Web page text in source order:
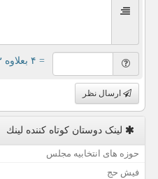
= ۴ بعلاوه ۳
ارسال نظر
لینک دوستان كوتاه كننده لینك
حوزه های انتخابیه مجلس
فیش حج